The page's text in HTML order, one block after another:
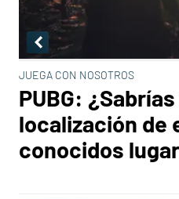
JUEGA CON NOSOTROS
PUBG:
localización de
conocidos